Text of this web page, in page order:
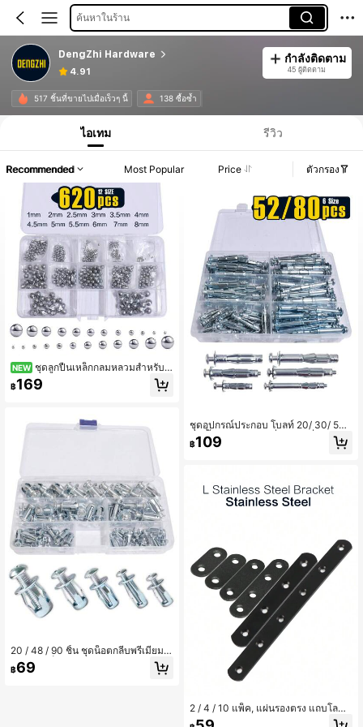
ค้นหาในร้าน
DengZhi Hardware
4.91
กำลังติดตาม
45 ผู้ติดตาม
517 ชิ้นที่ขายไปเมื่อเร็วๆ นี้ 138 ซื้อซ้ำ
ไอเทม รีวิว
Recommended Most Popular Price ตัวกรอง
NEW ชุดลูกปืนเหล็กกลมหลวมสำหรับจั
กรยาน ขนาดเมตริก 1-8 มม. แบบคละ
620 ชิ้น (12 ขนาด)
฿169
20 / 48 / 90 ชิ้น ชุดน็อตกลีบพรีเมียม -
ทำจากเหล็กคาร์บอนคุณภาพสูง ทนสนิ
ม ติดตั้งง่ายด้วยคีม สำหรับตกแต่งบ้าน
฿69
ชุดอุปกรณ์ประกอบ โบลท์ 20/ 30/ 52/
80 ชิ้น หัวเจาะผนังเพื่อความมั่นคงสำห
รับผนังแบบไม่สนิท แผ่นร้อยเกลียว และ
฿109
2 / 4 / 10 แพ็ค, แผ่นรองตรง แถบโลหะ
ตรง 37 / 46 / 56 / 76 / 125 / 195 มม.